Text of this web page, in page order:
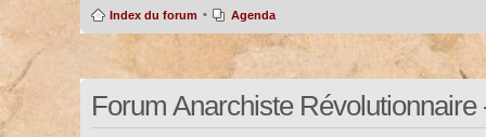
Index du forum • Agenda
Forum Anarchiste